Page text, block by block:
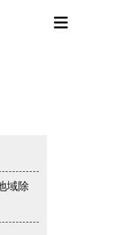
域除